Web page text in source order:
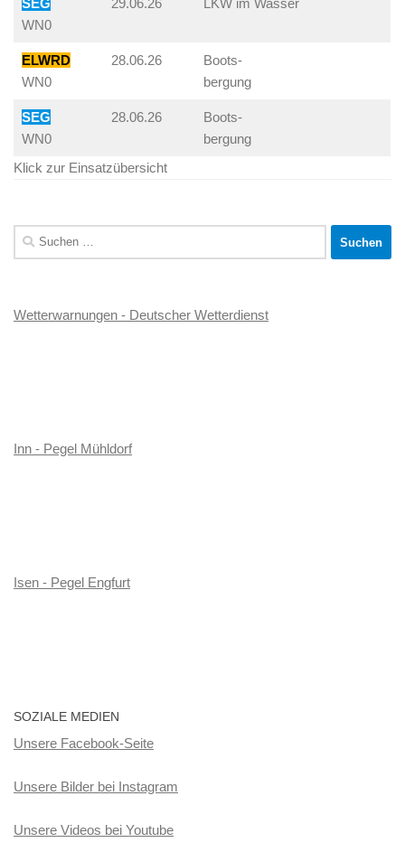
SEG
WN0
29.06.26 LKW im Wasser
ELWRD
WN0
28.06.26
Boots-
bergung
SEG
WN0
28.06.26
Boots-
bergung
Klick zur Einsatzübersicht
Suchen
nach:
Wetterwarnungen - Deutscher Wetterdienst
Inn - Pegel Mühldorf
Isen - Pegel Engfurt
SOZIALE MEDIEN
Unsere Facebook-Seite
Unsere Bilder bei Instagram
Unsere Videos bei Youtube